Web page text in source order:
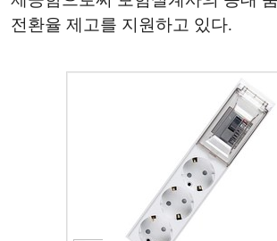
전환율 제고를 지원하고 있다.